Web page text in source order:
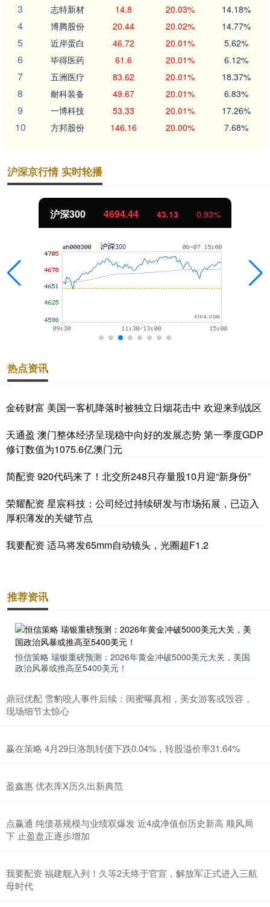
3 志特新材 14.8 20.03% 14.18%
4 博腾股份 20.44 20.02% 14.77%
5 近岸蛋白 46.72 20.01% 5.62%
6 毕得医药 61.6 20.01% 6.12%
7 五洲医疗 83.62 20.01% 18.37%
8 耐科装备 49.67 20.01% 6.83%
9 一博科技 53.33 20.01% 17.26%
10 方邦股份 146.16 20.00% 7.68%
沪深京行情 实时轮播
沪深300 4694.44 43.13 0.93%
热点资讯
金砖财富 美国一客机降落时被独立日烟花击中 欢迎来到战区
天通盈 澳门整体经济呈现稳中向好的发展态势 第一季度GDP
修订数值为1075.6亿澳门元
简配资 920代码来了！北交所248只存量股10月迎“新身份”
荣耀配资 星宸科技：公司经过持续研发与市场拓展，已迈入
厚积薄发的关键节点
我要配资 适马将发65mm自动镜头，光圈超F1.2
推荐资讯
恒信策略 瑞银重磅预测：2026年黄金冲破5000美元大关，美国
政治风暴或推高至5400美元！
鼎冠优配 雪豹咬人事件后续：闺蜜曝真相，美女游客或毁容，
现场细节太惊心
赢在策略 4月29日洛凯转债下跌0.04%，转股溢价率31.64%
盈鑫惠 优衣库X历久出新典范
点赢通 纯债基规模与业绩双爆发 近4成净值创历史新高 顺风局
下 止盈盘正逐步增加
我要配资 福建舰入列！久等2天终于官宣，解放军正式进入三航
母时代